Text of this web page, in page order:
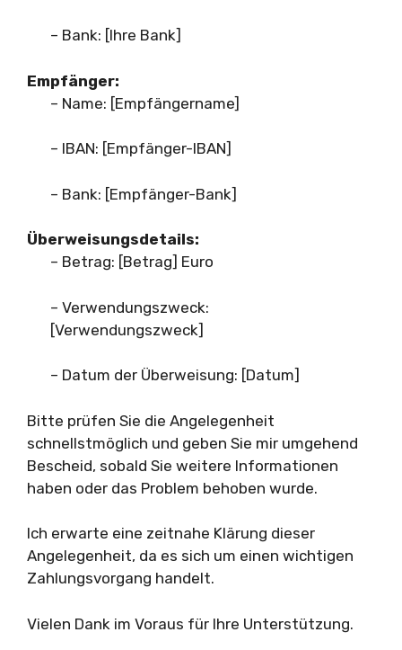
– Bank: [Ihre Bank]
Empfänger:
– Name: [Empfängername]
– IBAN: [Empfänger-IBAN]
– Bank: [Empfänger-Bank]
Überweisungsdetails:
– Betrag: [Betrag] Euro
– Verwendungszweck:
[Verwendungszweck]
– Datum der Überweisung: [Datum]
Bitte prüfen Sie die Angelegenheit
schnellstmöglich und geben Sie mir umgehend
Bescheid, sobald Sie weitere Informationen
haben oder das Problem behoben wurde.
Ich erwarte eine zeitnahe Klärung dieser
Angelegenheit, da es sich um einen wichtigen
Zahlungsvorgang handelt.
Vielen Dank im Voraus für Ihre Unterstützung.